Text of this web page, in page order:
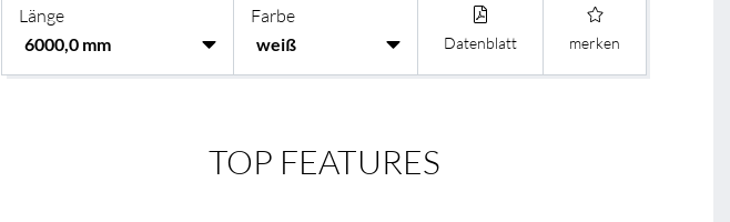
Länge Farbe
Datenblatt merken
TOP FEATURES